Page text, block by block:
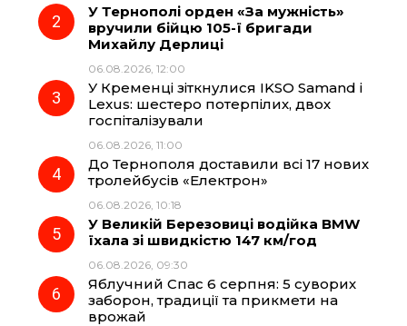
o
k
r
a
m
A
У Тернополі орден «За мужність»
вручили бійцю 105-ї бригади
Михайлу Дерлиці
06.08.2026, 12:00
У Кременці зіткнулися IKSO Samand і
Lexus: шестеро потерпілих, двох
госпіталізували
06.08.2026, 11:00
До Тернополя доставили всі 17 нових
тролейбусів «Електрон»
06.08.2026, 10:18
У Великій Березовиці водійка BMW
їхала зі швидкістю 147 км/год
06.08.2026, 09:30
Яблучний Спас 6 серпня: 5 суворих
заборон, традиції та прикмети на
врожай